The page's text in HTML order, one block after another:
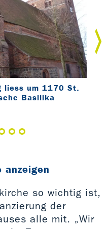
liess um 1170 St.
Basilika
so wichtig ist,
der
alle mit. „Wir